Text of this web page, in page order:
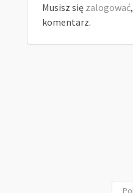
Musisz się zalogować
komentarz.